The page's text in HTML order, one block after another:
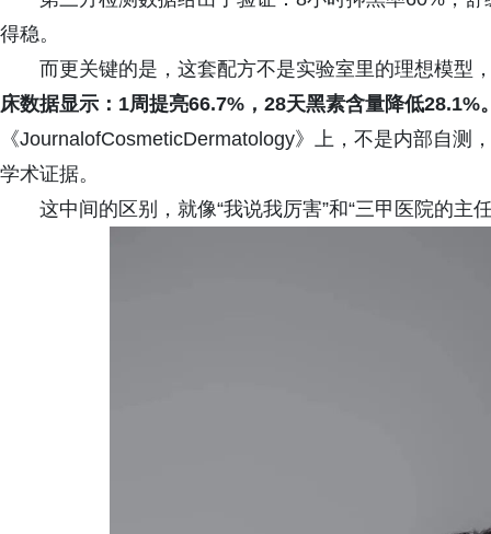
得稳。
而更关键的是，这套配方不是实验室里的理想模型
床数据显示：1周提亮66.7%，28天黑素含量降低28.1%
《JournalofCosmeticDermatology》上，不是内部自测
学术证据。
这中间的区别，就像“我说我厉害”和“三甲医院的主